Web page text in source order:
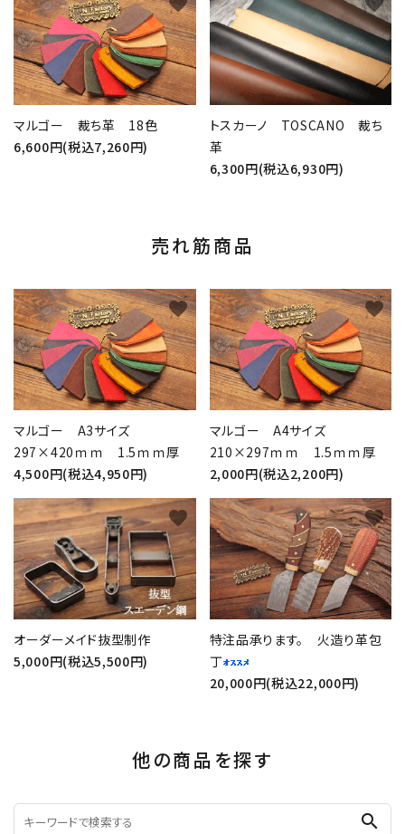
マルゴー 裁ち革 18色
6,600円(税込7,260円)
トスカーノ TOSCANO 裁ち
革
6,300円(税込6,930円)
売れ筋商品
マルゴー A3サイズ
297×420ｍｍ 1.5ｍｍ厚
4,500円(税込4,950円)
favorite
マルゴー A4サイズ
210×297ｍｍ 1.5ｍｍ厚
2,000円(税込2,200円)
favorite
オーダーメイド抜型制作
5,000円(税込5,500円)
favorite
特注品承ります。 火造り革包
丁
20,000円(税込22,000円)
favorite
他の商品を探す
search